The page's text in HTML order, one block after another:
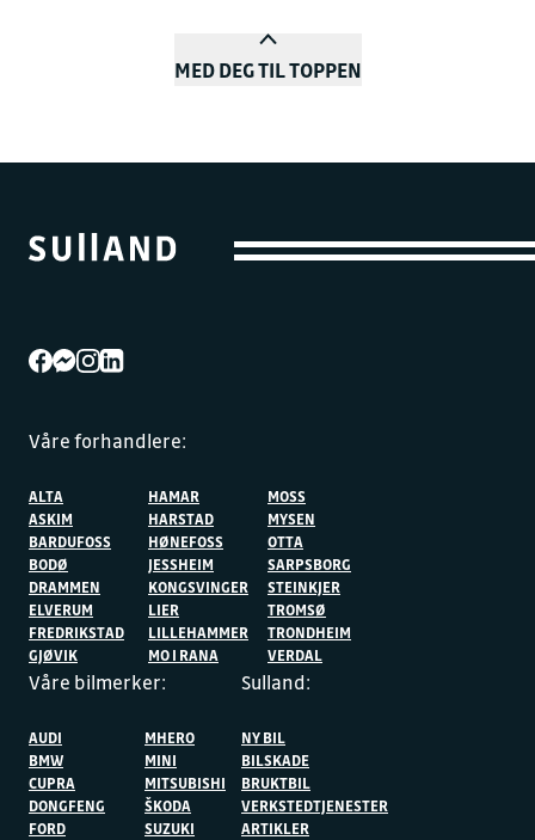
MED DEG TIL TOPPEN
Våre forhandlere:
ALTA
ASKIM
BARDUFOSS
BODØ
DRAMMEN
ELVERUM
FREDRIKSTAD
GJØVIK
HAMAR
HARSTAD
HØNEFOSS
JESSHEIM
KONGSVINGER
LIER
LILLEHAMMER
MO I RANA
MOSS
MYSEN
OTTA
SARPSBORG
STEINKJER
TROMSØ
TRONDHEIM
VERDAL
Våre bilmerker:
AUDI
BMW
CUPRA
DONGFENG
FORD
MHERO
MINI
MITSUBISHI
ŠKODA
SUZUKI
Sulland:
NY BIL
BILSKADE
BRUKTBIL
VERKSTEDTJENESTER
ARTIKLER